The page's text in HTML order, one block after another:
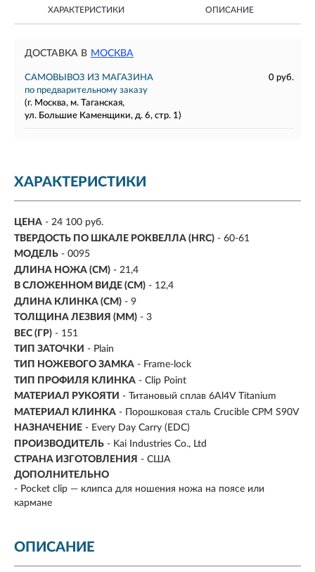
ХАРАКТЕРИСТИКИ ОПИСАНИЕ
ДОСТАВКА В МОСКВА
САМОВЫВОЗ ИЗ МАГАЗИНА
0 руб.
по предварительному заказу
(г. Москва, м. Таганская,
ул. Большие Каменщики, д. 6, стр. 1)
ХАРАКТЕРИСТИКИ
ЦЕНА - 24 100 руб.
ТВЕРДОСТЬ ПО ШКАЛЕ РОКВЕЛЛА (HRC) - 60-61
МОДЕЛЬ - 0095
ДЛИНА НОЖА (СМ) - 21,4
В СЛОЖЕННОМ ВИДЕ (СМ) - 12,4
ДЛИНА КЛИНКА (СМ) - 9
ТОЛЩИНА ЛЕЗВИЯ (ММ) - 3
ВЕС (ГР) - 151
ТИП ЗАТОЧКИ - Plain
ТИП НОЖЕВОГО ЗАМКА - Frame-lock
ТИП ПРОФИЛЯ КЛИНКА - Clip Point
МАТЕРИАЛ РУКОЯТИ - Титановый сплав 6Al4V Titanium
МАТЕРИАЛ КЛИНКА - Порошковая сталь Crucible CPM S90V
НАЗНАЧЕНИЕ - Every Day Carry (EDC)
ПРОИЗВОДИТЕЛЬ - Kai Industries Co., Ltd
СТРАНА ИЗГОТОВЛЕНИЯ - США
ДОПОЛНИТЕЛЬНО
- Pocket clip — клипса для ношения ножа на поясе или
кармане
ОПИСАНИЕ